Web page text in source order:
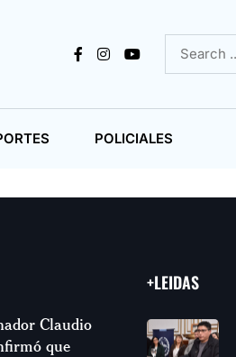
POLICIALES
Claudio
que
+LEIDAS